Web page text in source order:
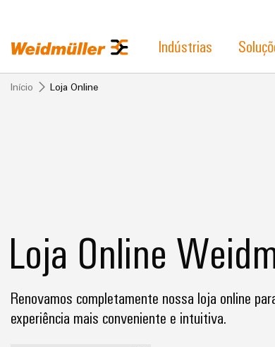
Indústrias
Início Loja Online
Loja Online
Renovamos completamente nossa loja online
experiência mais conveniente e intuitiva.